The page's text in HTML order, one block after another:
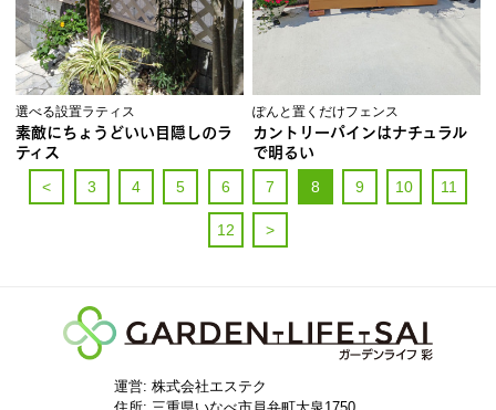
選べる設置ラティス
素敵にちょうどいい目隠しのラ
ティス
ぽんと置くだけフェンス
カントリーパインはナチュラル
で明るい
< 3 4 5 6 7 8 9 10 11
12 >
運営: 株式会社エステク